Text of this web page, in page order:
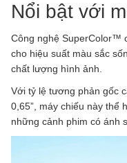
Nổi bật với
Công nghệ SuperColor™
cho hiệu suất màu sắc
chất lượng hình ảnh.
Với tỷ lệ tương phản gốc
0,65”, máy chiếu này thể
những cảnh phim có ánh